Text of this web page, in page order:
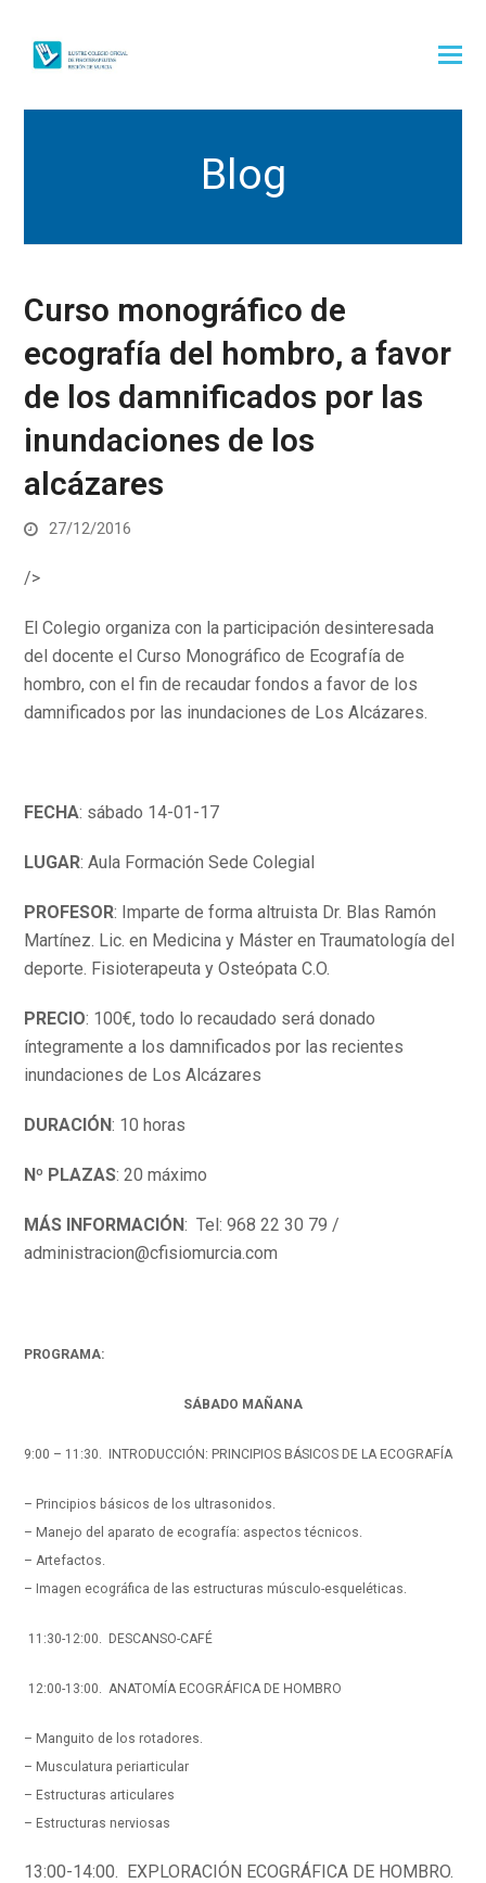
Blog
Curso monográfico de
ecografía del hombro, a favor
de los damnificados por las
inundaciones de los
alcázares
27/12/2016
/>
El Colegio organiza con la participación desinteresada
del docente el Curso Monográfico de Ecografía de
hombro, con el fin de recaudar fondos a favor de los
damnificados por las inundaciones de Los Alcázares.
FECHA: sábado 14-01-17
LUGAR: Aula Formación Sede Colegial
PROFESOR: Imparte de forma altruista Dr. Blas Ramón
Martínez. Lic. en Medicina y Máster en Traumatología del
deporte. Fisioterapeuta y Osteópata C.O.
PRECIO: 100€, todo lo recaudado será donado
íntegramente a los damnificados por las recientes
inundaciones de Los Alcázares
DURACIÓN: 10 horas
Nº PLAZAS: 20 máximo
MÁS INFORMACIÓN: Tel: 968 22 30 79 /
administracion@cfisiomurcia.com
PROGRAMA:
SÁBADO MAÑANA
9:00 – 11:30. INTRODUCCIÓN: PRINCIPIOS BÁSICOS DE LA ECOGRAFÍA
– Principios básicos de los ultrasonidos.
– Manejo del aparato de ecografía: aspectos técnicos.
– Artefactos.
– Imagen ecográfica de las estructuras músculo-esqueléticas.
11:30-12:00. DESCANSO-CAFÉ
12:00-13:00. ANATOMÍA ECOGRÁFICA DE HOMBRO
– Manguito de los rotadores.
– Musculatura periarticular
– Estructuras articulares
– Estructuras nerviosas
13:00-14:00. EXPLORACIÓN ECOGRÁFICA DE HOMBRO.